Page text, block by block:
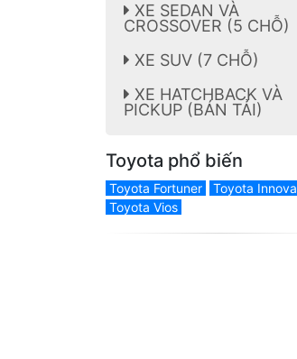
XE SEDAN VÀ
CROSSOVER (5 CHỖ)
XE SUV (7 CHỖ)
XE HATCHBACK VÀ
PICKUP (BÁN TẢI)
Toyota phổ biến
Toyota Fortuner
Toyota Innova
Toyota Vios